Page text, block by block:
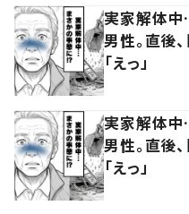
実家解体
男性。直後
「えっ」
実家解体
男性。直後
「えっ」